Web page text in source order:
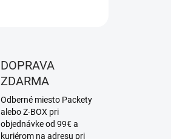
DOPRAVA
ZDARMA
Odberné miesto Packety
alebo Z-BOX pri
objednávke od 99€ a
kuriérom na adresu pri